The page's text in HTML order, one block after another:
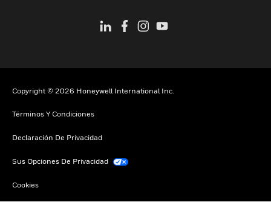
Copyright © 2026 Honeywell International Inc.
Términos Y Condiciones
Declaración De Privacidad
Sus Opciones De Privacidad
Cookies